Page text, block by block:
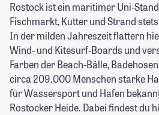
Rostock ist ein maritimer Uni-
Fischmarkt, Kutter und Strand
In der milden Jahreszeit flattern
Wind- und Kitesurf-Boards und
Farben der Beach-Bälle,
circa 209.000 Menschen starke
für Wassersport und Hafen
Rostocker Heide. Dabei findest du